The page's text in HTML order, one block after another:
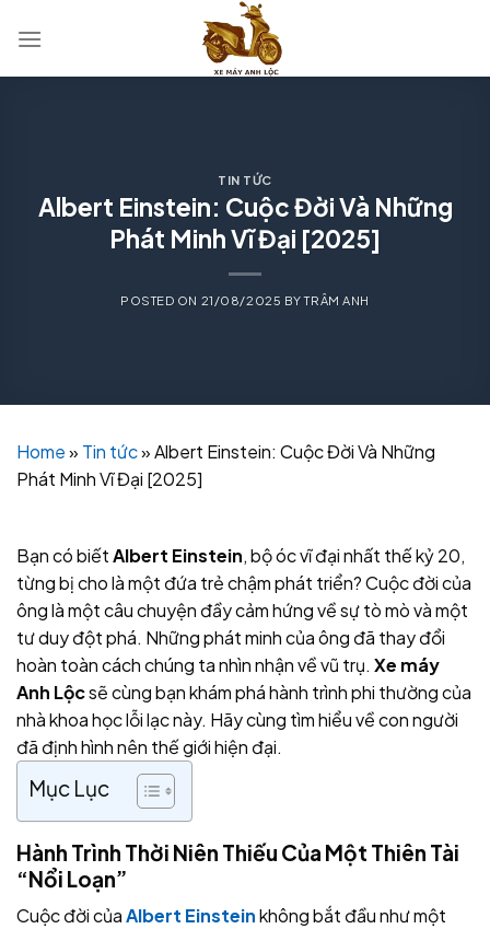
TIN TỨC
Albert Einstein: Cuộc Đời Và Những
Phát Minh Vĩ Đại [2025]
POSTED ON 21/08/2025 BYTRÂM ANH
Home» Tin tức»Albert Einstein: Cuộc Đời Và Những
Phát Minh Vĩ Đại [2025]
Bạn có biếtAlbert Einstein, bộ óc vĩ đại nhất thế kỷ 20,
từng bị cho là một đứa trẻ chậm phát triển? Cuộc đời của
ông là một câu chuyện đầy cảm hứng về sự tò mò và một
tư duy đột phá. Những phát minh của ông đã thay đổi
hoàn toàn cách chúng ta nhìn nhận về vũ trụ. Xe máy
Anh Lộcsẽ cùng bạn khám phá hành trình phi thường của
nhà khoa học lỗi lạc này. Hãy cùng tìm hiểu về con người
đã định hình nên thế giới hiện đại.
Mục Lục
Hành Trình Thời Niên Thiếu Của Một Thiên Tài
“Nổi Loạn”
Cuộc đời củaAlbert Einsteinkhông bắt đầu như một